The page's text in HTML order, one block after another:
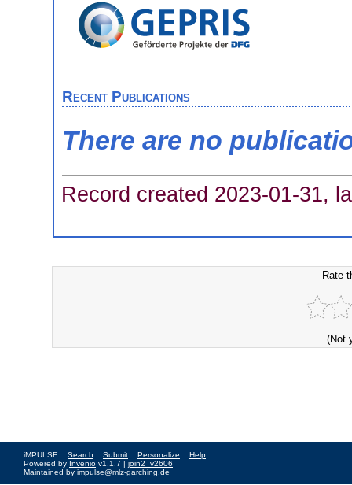
Recent Publications
There are no
Record created 2023-01-31,
Rate
(Not
iMPULSE :: Search :: Submit :: Personalize :: Help
Powered by Invenio v1.1.7 | join2_v2606
Maintained by impulse@mlz-garching.de